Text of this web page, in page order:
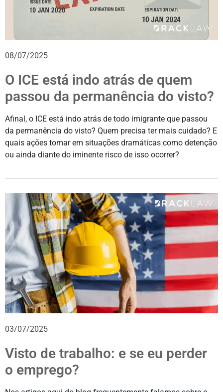
08/07/2025
O ICE está indo atrás de quem
passou da permanência do visto?
Afinal, o ICE está indo atrás de todo imigrante que passou
da permanência do visto? Quem precisa ter mais cuidado? E
quais ações tomar em situações dramáticas como detenção
ou ainda diante do iminente risco de isso ocorrer?
03/07/2025
Visto de trabalho: e se eu perder
o emprego?